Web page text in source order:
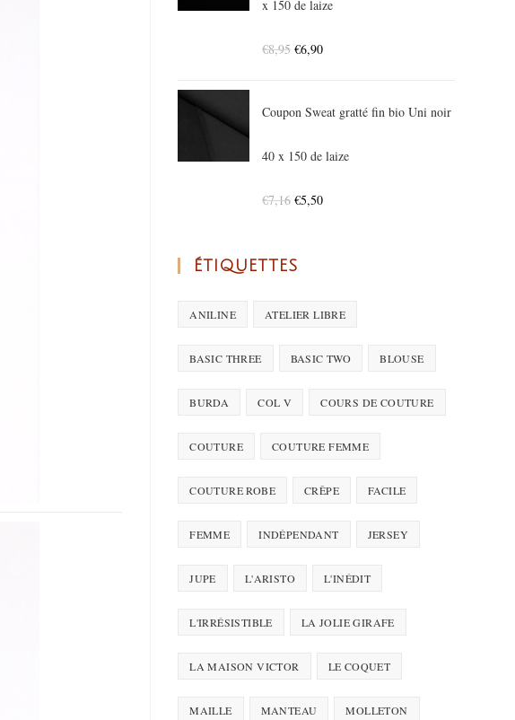
x 150 de laize
€8,95 €6,90
Coupon Sweat gratté fin bio Uni noir
40 x 150 de laize
€7,16 €5,50
ÉTIQUETTES
ANILINE ATELIER LIBRE
BASIC THREE BASIC TWO BLOUSE
BURDA COL V COURS DE COUTURE
COUTURE COUTURE FEMME
COUTURE ROBE CRÊPE FACILE
FEMME INDÉPENDANT JERSEY
JUPE L'ARISTO L'INÉDIT
L'IRRÉSISTIBLE LA JOLIE GIRAFE
LA MAISON VICTOR LE COQUET
MAILLE MANTEAU MOLLETON